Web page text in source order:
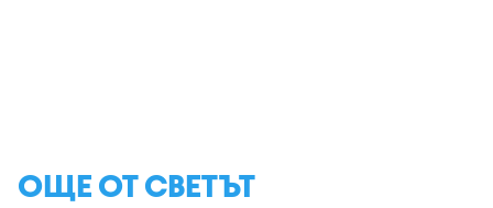
ОЩЕ ОТ СВЕТЪТ